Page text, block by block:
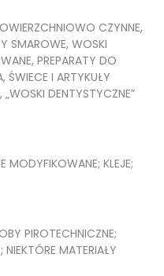
CZYNNE,
SMAROWE, WOSKI
PREPARATY DO
ŚWIECE I ARTYKUŁY
DENTYSTYCZNE”
MODYFIKOWANE; KLEJE;
PIROTECHNICZNE;
MATERIAŁY